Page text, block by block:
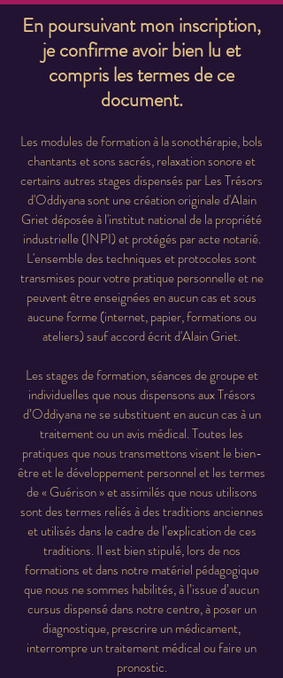
En poursuivant mon inscription,
je confirme avoir bien lu et
compris les termes de ce
document.
Les modules de formation à la sonothérapie, bols
chantants et sons sacrés, relaxation sonore et
certains autres stages dispensés par Les Trésors
d'Oddiyana sont une création originale d'Alain
Griet déposée à l'institut national de la propriété
industrielle (INPI) et protégés par acte notarié.
L'ensemble des techniques et protocoles sont
transmises pour votre pratique personnelle et ne
peuvent être enseignées en aucun cas et sous
aucune forme (internet, papier, formations ou
ateliers) sauf accord écrit d'Alain Griet.
Les stages de formation, séances de groupe et
individuelles que nous dispensons aux Trésors
d’Oddiyana ne se substituent en aucun cas à un
traitement ou un avis médical. Toutes les
pratiques que nous transmettons visent le bien-
être et le développement personnel et les termes
de « Guérison » et assimilés que nous utilisons
sont des termes reliés à des traditions anciennes
et utilisés dans le cadre de l’explication de ces
traditions. Il est bien stipulé, lors de nos
formations et dans notre matériel pédagogique
que nous ne sommes habilités, à l’issue d’aucun
cursus dispensé dans notre centre, à poser un
diagnostique, prescrire un médicament,
interrompre un traitement médical ou faire un
pronostic.